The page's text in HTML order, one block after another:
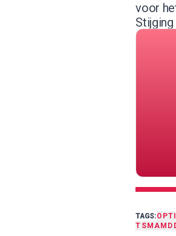
voor
TAGS:
TSM AMD